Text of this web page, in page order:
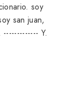
soy
san juan,
Y.